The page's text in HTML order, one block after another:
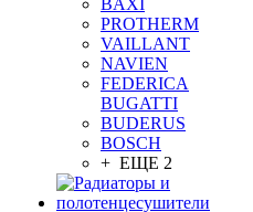
BAXI
PROTHERM
VAILLANT
NAVIEN
FEDERICA
BUGATTI
BUDERUS
BOSCH
+ ЕЩЕ 2